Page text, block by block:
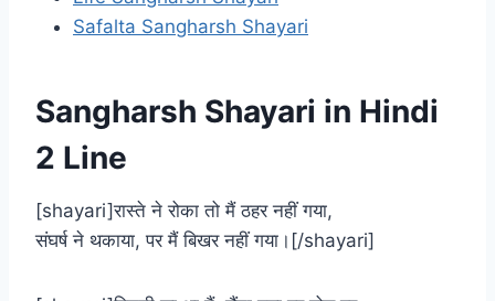
Safalta Sangharsh Shayari
Sangharsh Shayari in Hindi
2 Line
[shayari]रास्ते ने रोका तो मैं ठहर नहीं गया,
संघर्ष ने थकाया, पर मैं बिखर नहीं गया।[/shayari]